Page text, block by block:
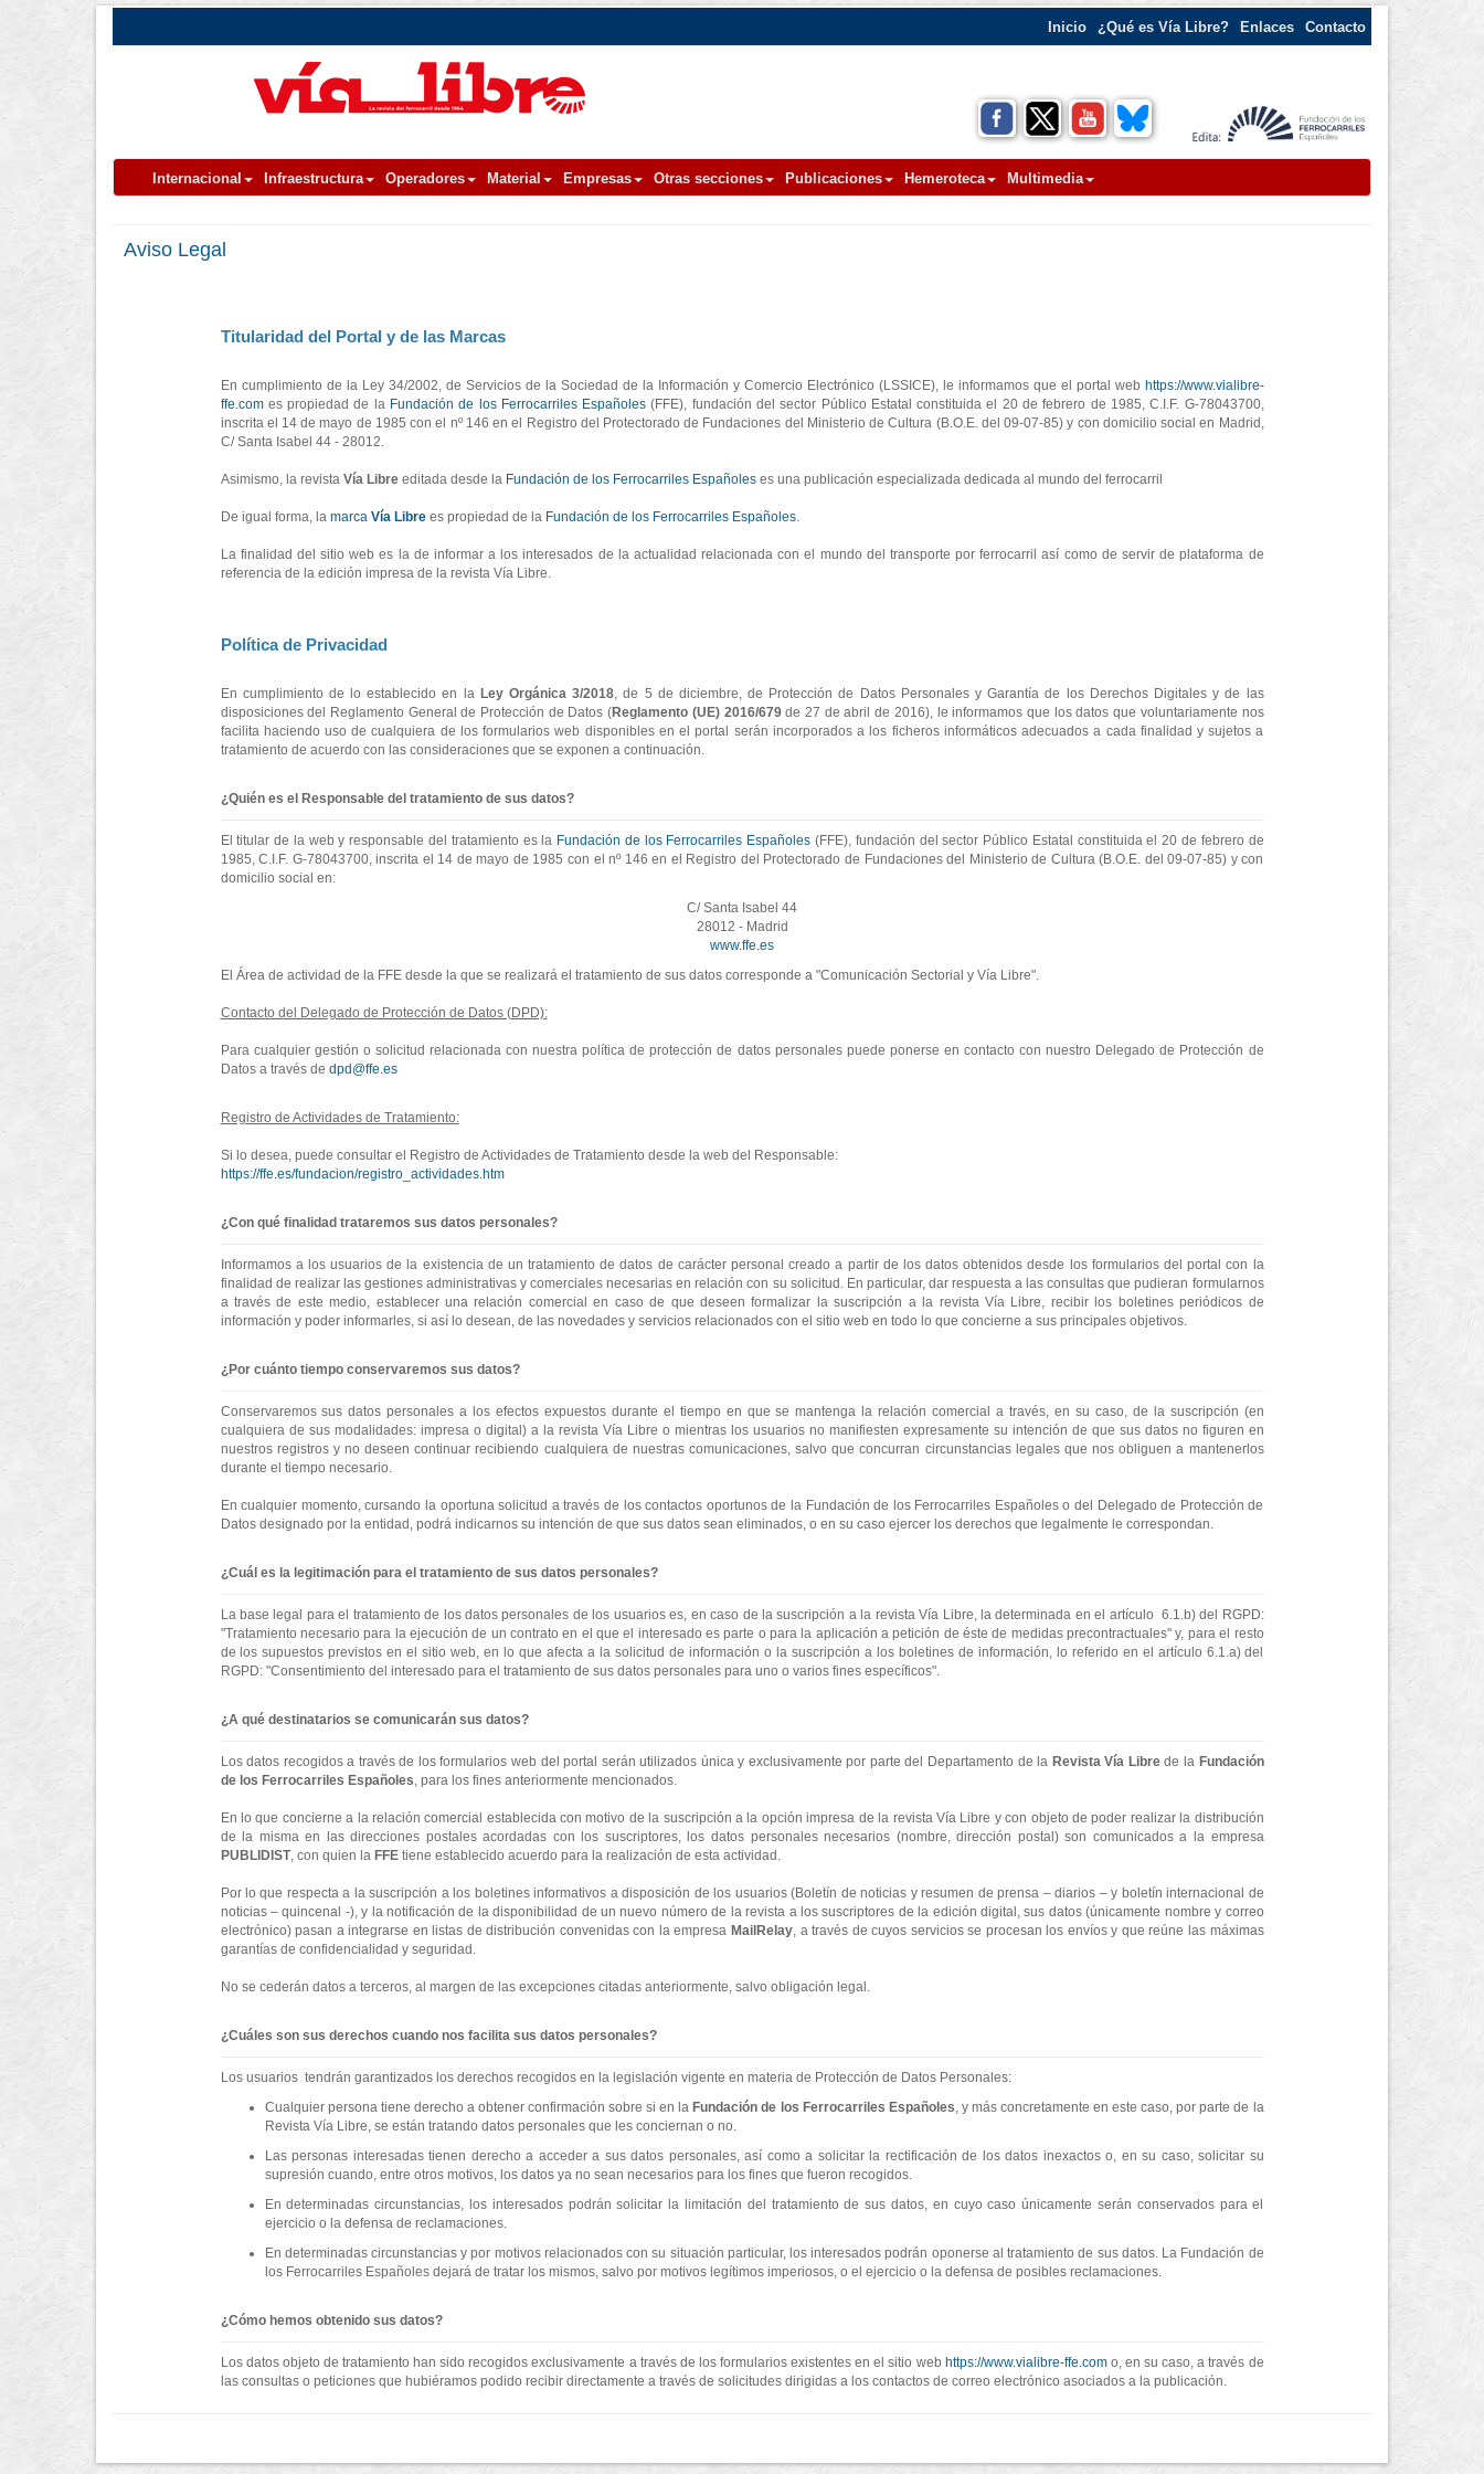
Inicio ¿Qué es Vía Libre? Enlaces Contacto
Internacional Infraestructura Operadores Material Empresas Otras secciones Publicaciones Hemeroteca Multimedia
Aviso Legal
Titularidad del Portal y de las Marcas
En cumplimiento de la Ley 34/2002, de Servicios de la Sociedad de la Información y Comercio Electrónico (LSSICE), le informamos que el portal web https://www.vialibre-
ffe.comes propiedad de la Fundación de los Ferrocarriles Españoles (FFE), fundación del sector Público Estatal constituida el 20 de febrero de 1985, C.I.F. G-78043700,
inscrita el 14 de mayo de 1985 con el nº 146 en el Registro del Protectorado de Fundaciones del Ministerio de Cultura (B.O.E. del 09-07-85) y con domicilio social en Madrid,
C/ Santa Isabel 44 - 28012.
Asimismo, la revista Vía Libreeditada desde la Fundación de los Ferrocarriles Españoleses una publicación especializada dedicada al mundo del ferrocarril
De igual forma, la marca Vía Libre es propiedad de la Fundación de los Ferrocarriles Españoles.
La finalidad del sitio web es la de informar a los interesados de la actualidad relacionada con el mundo del transporte por ferrocarril así como de servir de plataforma de
referencia de la edición impresa de la revista Vía Libre.
Política de Privacidad
En cumplimiento de lo establecido en la Ley Orgánica 3/2018, de 5 de diciembre, de Protección de Datos Personales y Garantía de los Derechos Digitales y de las
disposiciones del Reglamento General de Protección de Datos (Reglamento (UE) 2016/679de 27 de abril de 2016), le informamos que los datos que voluntariamente nos
facilita haciendo uso de cualquiera de los formularios web disponibles en el portal serán incorporados a los ficheros informáticos adecuados a cada finalidad y sujetos a
tratamiento de acuerdo con las consideraciones que se exponen a continuación.
¿Quién es el Responsable del tratamiento de sus datos?
El titular de la web y responsable del tratamiento es la Fundación de los Ferrocarriles Españoles (FFE), fundación del sector Público Estatal constituida el 20 de febrero de
1985, C.I.F. G-78043700, inscrita el 14 de mayo de 1985 con el nº 146 en el Registro del Protectorado de Fundaciones del Ministerio de Cultura (B.O.E. del 09-07-85) y con
domicilio social en:
C/ Santa Isabel 44
28012 - Madrid
www.ffe.es
El Área de actividad de la FFE desde la que se realizará el tratamiento de sus datos corresponde a "Comunicación Sectorial y Vía Libre".
Contacto del Delegado de Protección de Datos (DPD):
Para cualquier gestión o solicitud relacionada con nuestra política de protección de datos personales puede ponerse en contacto con nuestro Delegado de Protección de
Datos a través de dpd@ffe.es
Registro de Actividades de Tratamiento:
Si lo desea, puede consultar el Registro de Actividades de Tratamiento desde la web del Responsable:
https://ffe.es/fundacion/registro_actividades.htm
¿Con qué finalidad trataremos sus datos personales?
Informamos a los usuarios de la existencia de un tratamiento de datos de carácter personal creado a partir de los datos obtenidos desde los formularios del portal con la
finalidad de realizar las gestiones administrativas y comerciales necesarias en relación con su solicitud. En particular, dar respuesta a las consultas que pudieran formularnos
a través de este medio, establecer una relación comercial en caso de que deseen formalizar la suscripción a la revista Vía Libre, recibir los boletines periódicos de
información y poder informarles, si así lo desean, de las novedades y servicios relacionados con el sitio web en todo lo que concierne a sus principales objetivos.
¿Por cuánto tiempo conservaremos sus datos?
Conservaremos sus datos personales a los efectos expuestos durante el tiempo en que se mantenga la relación comercial a través, en su caso, de la suscripción (en
cualquiera de sus modalidades: impresa o digital) a la revista Vía Libre o mientras los usuarios no manifiesten expresamente su intención de que sus datos no figuren en
nuestros registros y no deseen continuar recibiendo cualquiera de nuestras comunicaciones, salvo que concurran circunstancias legales que nos obliguen a mantenerlos
durante el tiempo necesario.
En cualquier momento, cursando la oportuna solicitud a través de los contactos oportunos de la Fundación de los Ferrocarriles Españoles o del Delegado de Protección de
Datos designado por la entidad, podrá indicarnos su intención de que sus datos sean eliminados, o en su caso ejercer los derechos que legalmente le correspondan.
¿Cuál es la legitimación para el tratamiento de sus datos personales?
La base legal para el tratamiento de los datos personales de los usuarios es, en caso de la suscripción a la revista Vía Libre, la determinada en el artículo 6.1.b) del RGPD:
"Tratamiento necesario para la ejecución de un contrato en el que el interesado es parte o para la aplicación a petición de éste de medidas precontractuales" y, para el resto
de los supuestos previstos en el sitio web, en lo que afecta a la solicitud de información o la suscripción a los boletines de información, lo referido en el artículo 6.1.a) del
RGPD: "Consentimiento del interesado para el tratamiento de sus datos personales para uno o varios fines específicos".
¿A qué destinatarios se comunicarán sus datos?
Los datos recogidos a través de los formularios web del portal serán utilizados única y exclusivamente por parte del Departamento de la Revista Vía Librede la Fundación
de los Ferrocarriles Españoles, para los fines anteriormente mencionados.
En lo que concierne a la relación comercial establecida con motivo de la suscripción a la opción impresa de la revista Vía Libre y con objeto de poder realizar la distribución
de la misma en las direcciones postales acordadas con los suscriptores, los datos personales necesarios (nombre, dirección postal) son comunicados a la empresa
PUBLIDIST, con quien la FFEtiene establecido acuerdo para la realización de esta actividad.
Por lo que respecta a la suscripción a los boletines informativos a disposición de los usuarios (Boletín de noticias y resumen de prensa – diarios – y boletín internacional de
noticias – quincenal -), y la notificación de la disponibilidad de un nuevo número de la revista a los suscriptores de la edición digital, sus datos (únicamente nombre y correo
electrónico) pasan a integrarse en listas de distribución convenidas con la empresa MailRelay, a través de cuyos servicios se procesan los envíos y que reúne las máximas
garantías de confidencialidad y seguridad.
No se cederán datos a terceros, al margen de las excepciones citadas anteriormente, salvo obligación legal.
¿Cuáles son sus derechos cuando nos facilita sus datos personales?
Los usuarios tendrán garantizados los derechos recogidos en la legislación vigente en materia de Protección de Datos Personales:
Cualquier persona tiene derecho a obtener confirmación sobre si en la Fundación de los Ferrocarriles Españoles, y más concretamente en este caso, por parte de la
Revista Vía Libre, se están tratando datos personales que les conciernan o no.
Las personas interesadas tienen derecho a acceder a sus datos personales, así como a solicitar la rectificación de los datos inexactos o, en su caso, solicitar su
supresión cuando, entre otros motivos, los datos ya no sean necesarios para los fines que fueron recogidos.
En determinadas circunstancias, los interesados podrán solicitar la limitación del tratamiento de sus datos, en cuyo caso únicamente serán conservados para el
ejercicio o la defensa de reclamaciones.
En determinadas circunstancias y por motivos relacionados con su situación particular, los interesados podrán oponerse al tratamiento de sus datos. La Fundación de
los Ferrocarriles Españoles dejará de tratar los mismos, salvo por motivos legítimos imperiosos, o el ejercicio o la defensa de posibles reclamaciones.
¿Cómo hemos obtenido sus datos?
Los datos objeto de tratamiento han sido recogidos exclusivamente a través de los formularios existentes en el sitio web https://www.vialibre-ffe.como, en su caso, a través de
las consultas o peticiones que hubiéramos podido recibir directamente a través de solicitudes dirigidas a los contactos de correo electrónico asociados a la publicación.